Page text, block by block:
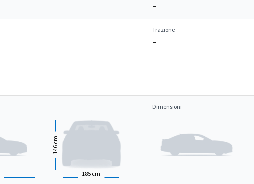
–
Trazione
–
185 cm
146
cm
Dimensioni